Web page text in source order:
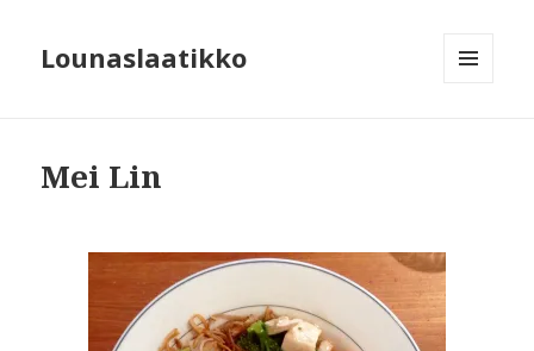
Lounaslaatikko
Mei Lin